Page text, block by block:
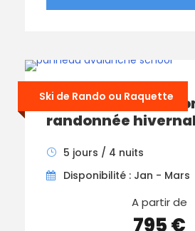
Ski de Rando ou Raquette
Formation :
randonnée
5 jours / 4 nuits
Disponibilité : Jan - Mars
A partir de
795 €